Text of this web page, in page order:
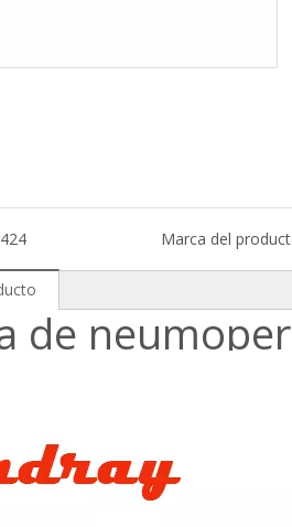
Marca del
de